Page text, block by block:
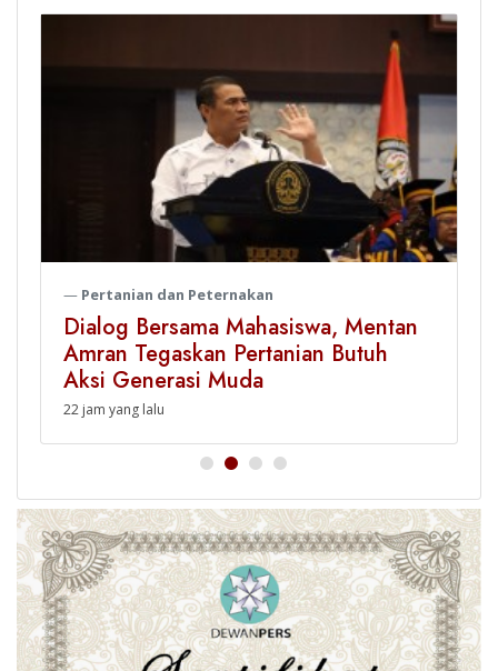
Pertanian dan Peternakan
Mahasiswa UNDIP Curhat, Mentan
Amran Langsung Perintahkan
Pengiriman Beras ke Alor
Thursday, 06 August 2026 16:45 WIB